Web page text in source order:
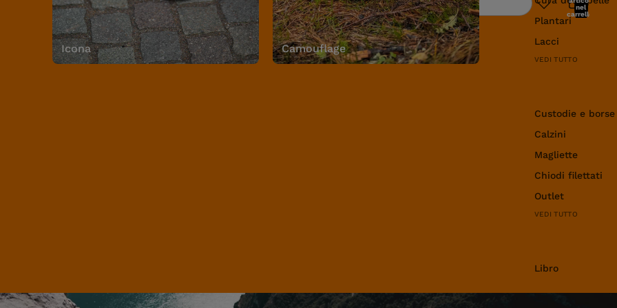
Icona Camouflage
Plantari
Lacci
VEDI TUTTO
Custodie e
Calzini
Magliette
Chiodi filettati
Outlet
VEDI TUTTO
Libro
Ricerca
nel
carrello: